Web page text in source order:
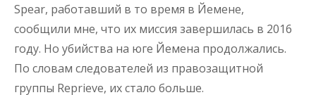
Spear, работавший в то время в Йемене,
сообщили мне, что их миссия завершилась в 2016
году. Но убийства на юге Йемена продолжались.
По словам следователей из правозащитной
группы Reprieve, их стало больше.